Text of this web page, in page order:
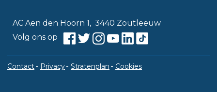
Contact
Adres
AC Aen den Hoorn 1 ,
3440 Zoutleeuw
Volg ons op
Facebook
TwitterInstagram
Youtube
Linkedin
TikTok
Contact Privacy Stratenplan Cookies